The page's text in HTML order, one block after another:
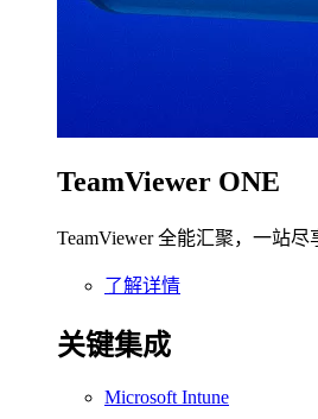
TeamViewer ONE
TeamViewer 全能汇聚，一站尽
了解详情
关键集成
Microsoft Intune